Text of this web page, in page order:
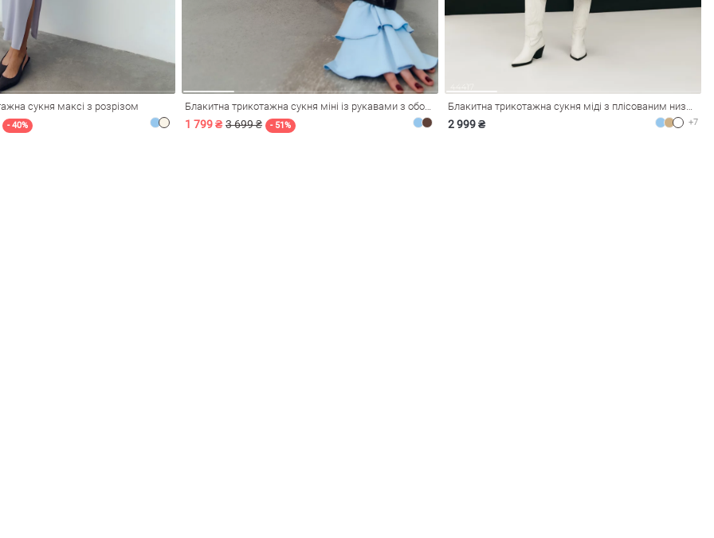
сукня максі з розрізом
- 40%
Блакитна трикотажна сукня міні із рукавами з оборками
1 799 ₴ 3 699 ₴ - 51%
Блакитна трикотажна сукня міді з плісованим низом
2 999 ₴ +7